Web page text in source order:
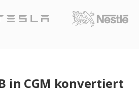
in CGM konvertiert